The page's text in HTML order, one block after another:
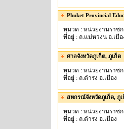
Phuket Provincial
หมวด : หน่วยงานราชก
ที่อยู่ : ถ.แม่หวงน อ.เมือ
ศาลจังหวัดภูเก็ต, ภูเก็ต
หมวด : หน่วยงานราชก
ที่อยู่ : ถ.ดำรง อ.เมือง
สหกรณ์จังหวัดภูเก็ต, ภูเ
หมวด : หน่วยงานราชก
ที่อยู่ : ถ.ดำรง อ.เมือง